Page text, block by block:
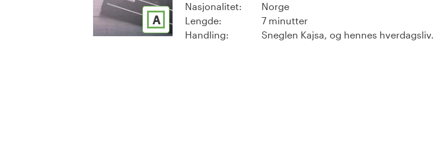
A
Nasjonalitet:
Norge
Lengde:
7 minutter
Handling:
Sneglen Kajsa, og hennes hverdagsliv.